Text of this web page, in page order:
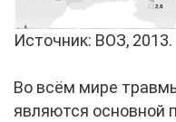
Источник: ВОЗ, 2013.
Во всём мире
являются основной